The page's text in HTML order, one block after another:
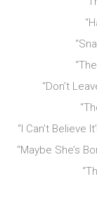
“Don’t
“I Can’t Believe
“Maybe She’s